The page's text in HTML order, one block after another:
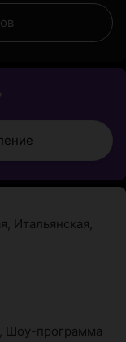
, Итальянская,
, Шоу-программа